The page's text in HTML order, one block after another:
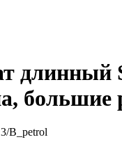
длинный
большие
B_petrol